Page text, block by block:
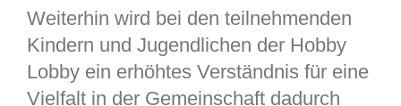
Weiterhin wird bei den teilnehmenden
Kindern und Jugendlichen der Hobby
Lobby ein erhöhtes Verständnis für eine
Vielfalt in der Gemeinschaft dadurch